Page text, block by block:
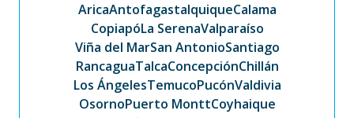
AricaAntofagastaIquiqueCalama
CopiapóLa SerenaValparaíso
Viña del MarSan AntonioSantiago
RancaguaTalcaConcepciónChillán
Los ÁngelesTemucoPucónValdivia
OsornoPuerto MonttCoyhaique